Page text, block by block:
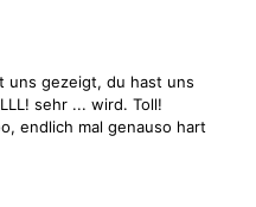
uns gezeigt, du hast uns
sehr ... wird. Toll!
endlich mal genauso hart